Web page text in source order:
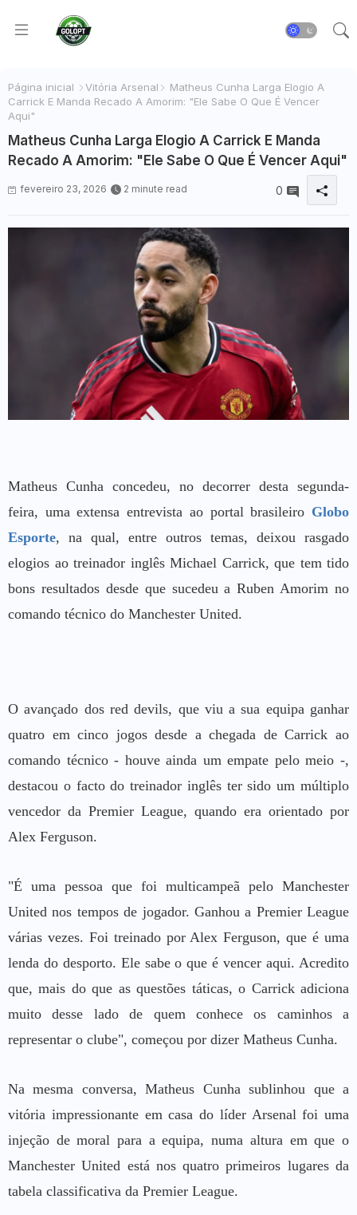
Página inicial Vitória Arsenal
Matheus Cunha Larga Elogio A
Carrick E Manda Recado A Amorim: "Ele Sabe O Que É Vencer
Aqui"
Matheus Cunha Larga Elogio A Carrick E Manda
Recado A Amorim: "Ele Sabe O Que É Vencer Aqui"
fevereiro 23, 2026 2 minute read 0
Matheus Cunha concedeu, no decorrer desta segunda-
feira, uma extensa entrevista ao portal brasileiro Globo
Esporte, na qual, entre outros temas, deixou rasgado
elogios ao treinador inglês Michael Carrick, que tem tido
bons resultados desde que sucedeu a Ruben Amorim no
comando técnico do Manchester United.
O avançado dos red devils, que viu a sua equipa ganhar
quatro em cinco jogos desde a chegada de Carrick ao
comando técnico - houve ainda um empate pelo meio -,
destacou o facto do treinador inglês ter sido um múltiplo
vencedor da Premier League, quando era orientado por
Alex Ferguson.
"É uma pessoa que foi multicampeã pelo Manchester
United nos tempos de jogador. Ganhou a Premier League
várias vezes. Foi treinado por Alex Ferguson, que é uma
lenda do desporto. Ele sabe o que é vencer aqui. Acredito
que, mais do que as questões táticas, o Carrick adiciona
muito desse lado de quem conhece os caminhos a
representar o clube", começou por dizer Matheus Cunha.
Na mesma conversa, Matheus Cunha sublinhou que a
vitória impressionante em casa do líder Arsenal foi uma
injeção de moral para a equipa, numa altura em que o
Manchester United está nos quatro primeiros lugares da
tabela classificativa da Premier League.